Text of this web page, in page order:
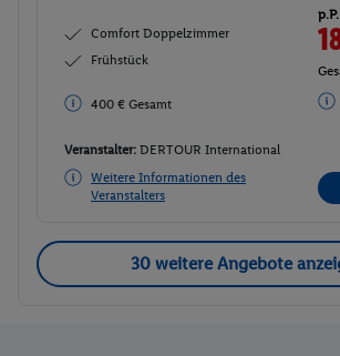
Comfort Doppelzimmer
Frühstück
400 € Gesamt
p.P.
Veranstalter: DERTOUR International
Weitere Informationen des
Veranstalters
30 weitere Angebote